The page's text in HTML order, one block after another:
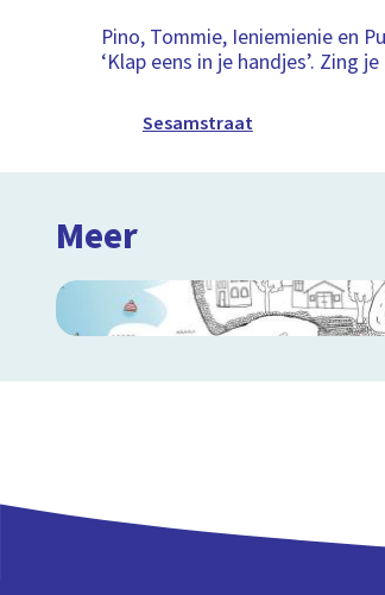
Pino, Tommie, Ieniemienie en
‘Klap eens in je handjes’. Zing je
Sesamstraat
Meer